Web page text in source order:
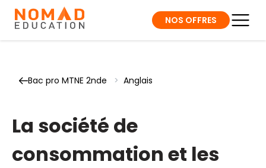
NOS OFFRES
Bac pro MTNE 2nde > Anglais
La société de
consommation et les